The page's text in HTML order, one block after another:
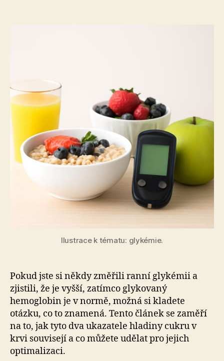
Ilustrace k tématu: glykémie.
Pokud jste si někdy změřili ranní glykémii a
zjistili, že je vyšší, zatímco glykovaný
hemoglobin je v normě, možná si kladete
otázku, co to znamená. Tento článek se zaměří
na to, jak tyto dva ukazatele hladiny cukru v
krvi souvisejí a co můžete udělat pro jejich
optimalizaci.